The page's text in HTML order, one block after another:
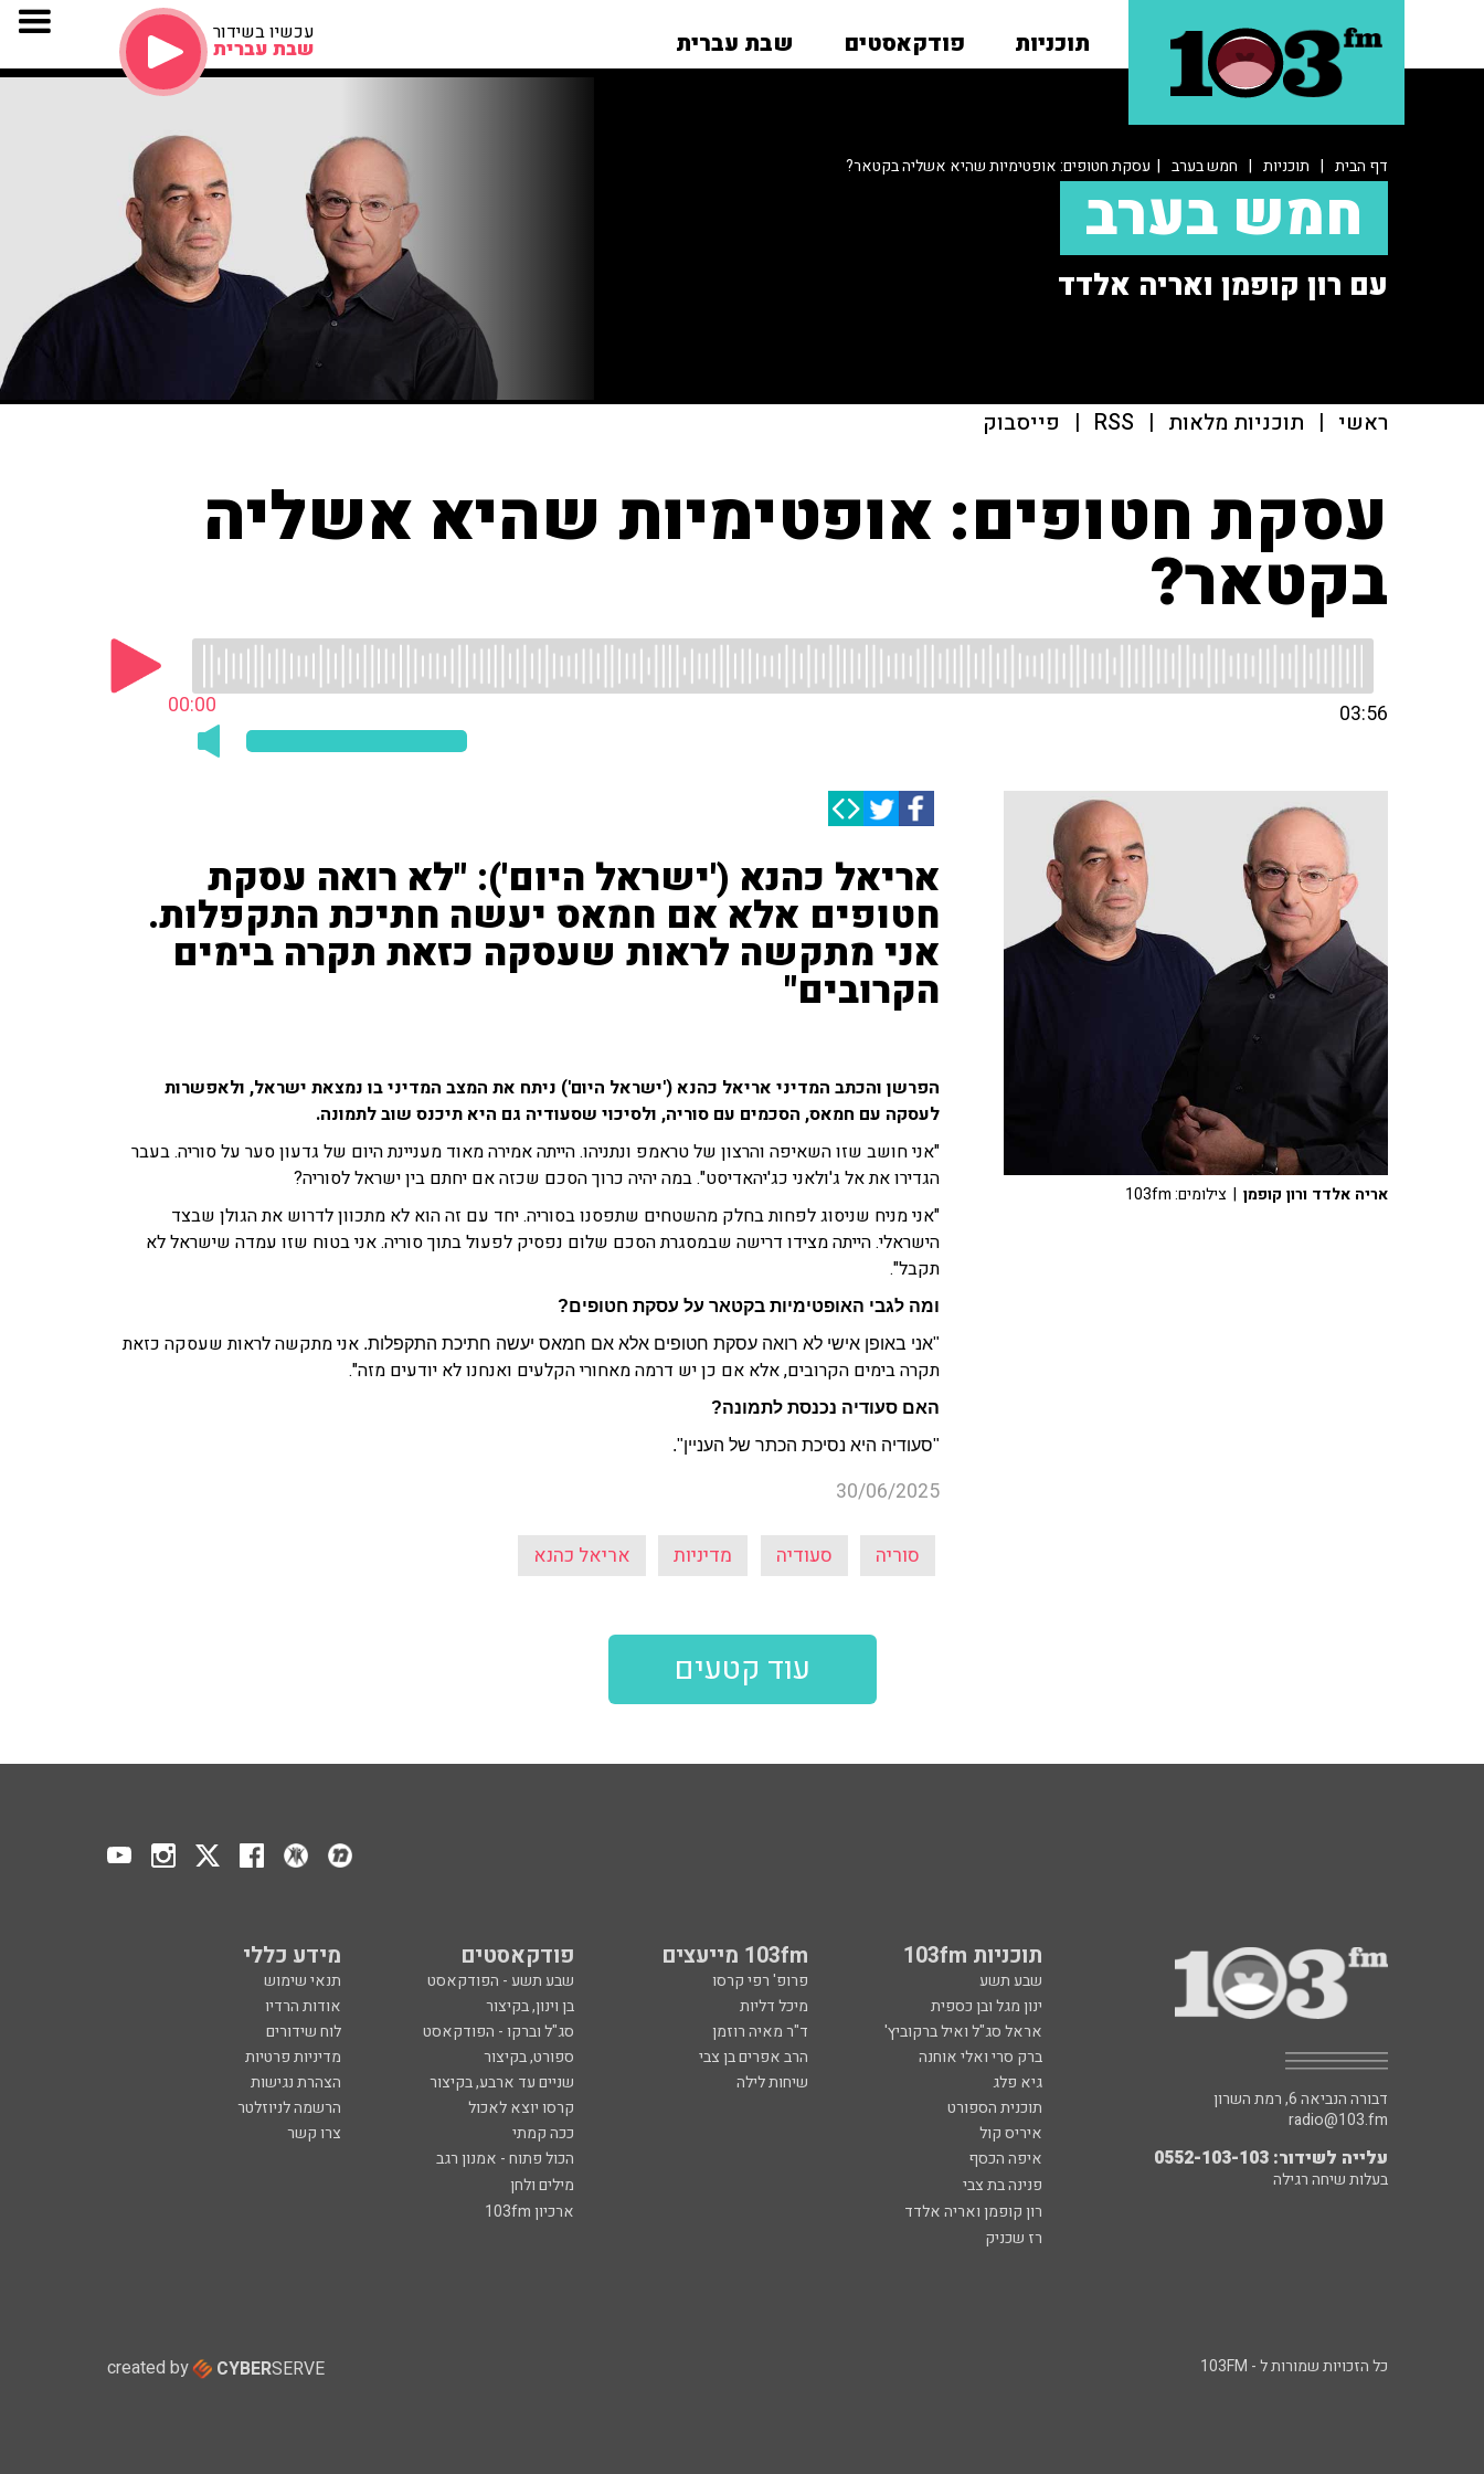
תוכניות פודקאסטים שבת עברית עכשיו בשידור
שבת עברית
דף הבית | תוכניות | חמש בערב | עסקת חטופים: אופטימיות שהיא אשליה בקטאר?
חמש בערב
עם רון קופמן ואריה אלדד
ראשי | תוכניות מלאות |
RSS
| פייסבוק
עסקת חטופים: אופטימיות שהיא אשליה
בקטאר?
00:00 03:56
אריאל כהנא ('ישראל היום'): "לא רואה עסקת
חטופים אלא אם חמאס יעשה חתיכת התקפלות.
אני מתקשה לראות שעסקה כזאת תקרה בימים
הקרובים"
הפרשן והכתב המדיני אריאל כהנא ('ישראל היום') ניתח את המצב המדיני בו נמצאת ישראל, ולאפשרות
לעסקה עם חמאס, הסכמים עם סוריה, ולסיכוי שסעודיה גם היא תיכנס שוב לתמונה.
"אני חושב שזו השאיפה והרצון של טראמפ ונתניהו. הייתה אמירה מאוד מעניינת היום של גדעון סער על סוריה. בעבר
הגדירו את אל ג'ולאני כג'יהאדיסט". במה יהיה כרוך הסכם שכזה אם יחתם בין ישראל לסוריה?
"אני מניח שניסוג לפחות בחלק מהשטחים שתפסנו בסוריה. יחד עם זה הוא לא מתכוון לדרוש את הגולן שבצד
הישראלי. הייתה מצידו דרישה שבמסגרת הסכם שלום נפסיק לפעול בתוך סוריה. אני בטוח שזו עמדה שישראל לא
תקבל".
ומה לגבי האופטימיות בקטאר על עסקת חטופים?
"אני באופן אישי לא רואה עסקת חטופים אלא אם חמאס יעשה חתיכת התקפלות. אני מתקשה לראות שעסקה כזאת
תקרה בימים הקרובים, אלא אם כן יש דרמה מאחורי הקלעים ואנחנו לא יודעים מזה".
האם סעודיה נכנסת לתמונה?
"סעודיה היא נסיכת הכתר של העניין".
30/06/2025
סוריה סעודיה מדיניות אריאל כהנא
אריה אלדד ורון קופמן | צילומים: 103fm
עוד קטעים
תוכניות 103fm 103fm מייעצים פודקאסטים מידע כללי
שבע תשע פרופ' רפי קרסו שבע תשע - הפודקאסט
תנאי שימוש
ינון מגל ובן כספית
מיכל דליות בן וינון, בקיצור
אודות הרדיו
אראל סג"ל ואיל ברקוביץ'
ד"ר מאיה רוזמן סג"ל וברקו - הפודקאסט
לוח שידורים
ברק סרי ואלי אוחנה
הרב אפרים בן צבי ספורט, בקיצור
מדיניות פרטיות
גיא פלג
שיחות לילה שניים עד ארבע, בקיצור
הצהרת נגישות
תוכנית הספורט
קרסו יוצא לאכול
הרשמה לניוזלטר
איריס קול
ככה קמתי
צרו קשר
איפה הכסף
הכול פתוח - אמנון רגב
פנינה בת צבי
מילים ולחן
רון קופמן ואריה אלדד
ארכיון 103fm
רז שכניק
דבורה הנביאה 6, רמת השרון
radio@103.fm
עלייה לשידור: 0552-103-103
בעלות שיחה רגילה
כל הזכויות שמורות ל - 103FM created by CYBERSERVE